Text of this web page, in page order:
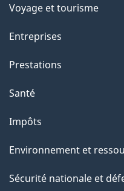
a
g
"
Voyage et tourisme
Entreprises
Prestations
Santé
Impôts
Environnement et
Sécurité nationale et